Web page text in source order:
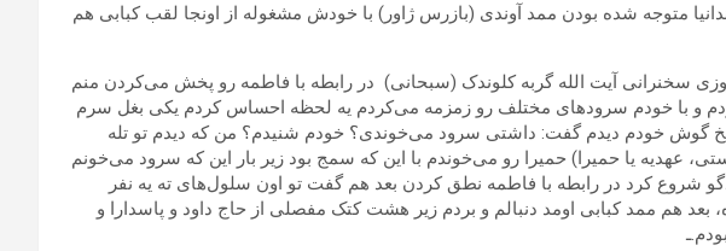
متوجه شده بودن ممد آوندی (بازرس ژاور) با خودش مشغوله از اونجا لقب کبابی هم
سخنرانی آیت الله گربه کلوندک (سبحانی) در رابطه با فاطمه رو پخش می‌کردن منم
و با خودم سرودهای مختلف رو زمزمه می‌کردم یه لحظه احساس کردم یکی بغل سرم
گوش خودم دیدم گفت: داشتی سرود می‌خوندی؟ خودم شنیدم؟ من که دیدم تو تله
عهدیه یا حمیرا) حمیرا رو می‌خوندم با این که سمج بود زیر بار این که سرود می‌خونم
کرد در رابطه با فاطمه نطق کردن بعد هم گفت تو اون سلول‌های ته یه نفر
بعد هم ممد کبابی اومد دنبالم و بردم زیر هشت کتک مفصلی از حاج داود و پاسدارا و